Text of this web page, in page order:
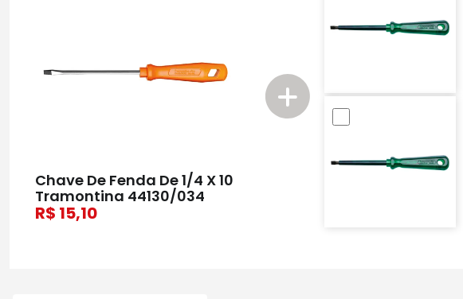
Chave De Fenda De 1/4 X 10
Tramontina 44130/034
15,10